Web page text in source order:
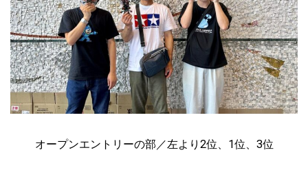
オープンエントリーの部／左より2位、1位、3位